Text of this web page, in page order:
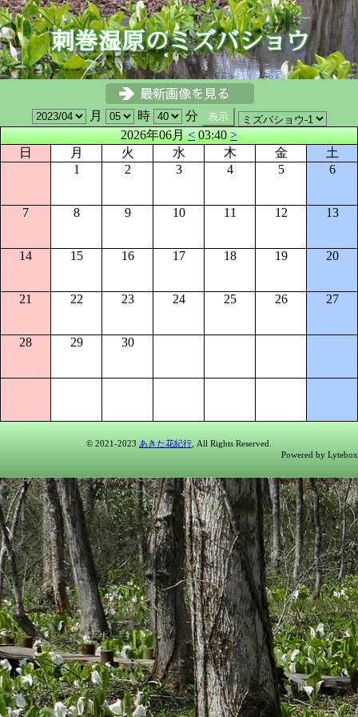
月 時
分
2026年06月<03:40>
日
月 火 水 木 金
土
1
2 3 4 5 6
7 8 9 10 11 12 13
14 15 16 17 18 19 20
21 22 23 24 25 26 27
28 29 30
© 2021-2023 あきた花紀行 , All Rights Reserved.
Powered by Lytebox